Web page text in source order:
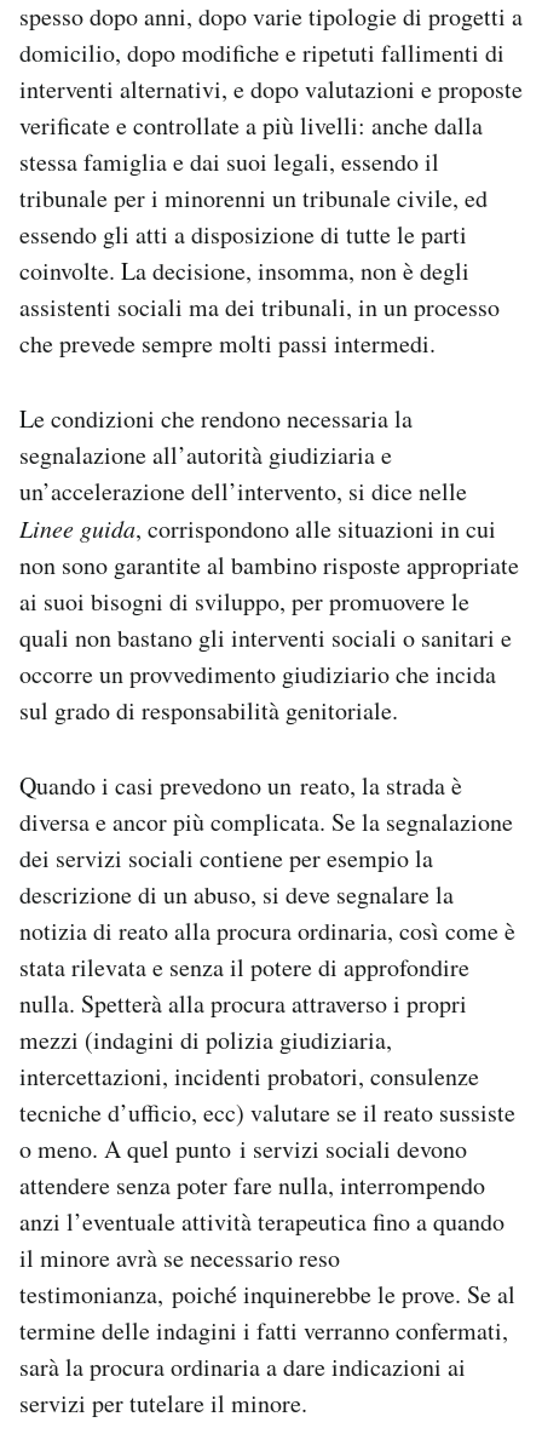
spesso dopo anni, dopo varie tipologie di progetti a
domicilio, dopo modifiche e ripetuti fallimenti di
interventi alternativi, e dopo valutazioni e proposte
verificate e controllate a più livelli: anche dalla
stessa famiglia e dai suoi legali, essendo il
tribunale per i minorenni un tribunale civile, ed
essendo gli atti a disposizione di tutte le parti
coinvolte. La decisione, insomma, non è degli
assistenti sociali ma dei tribunali, in un processo
che prevede sempre molti passi intermedi.
Le condizioni che rendono necessaria la
segnalazione all’autorità giudiziaria e
un’accelerazione dell’intervento, si dice nelle
Linee guida, corrispondono alle situazioni in cui
non sono garantite al bambino risposte appropriate
ai suoi bisogni di sviluppo, per promuovere le
quali non bastano gli interventi sociali o sanitari e
occorre un provvedimento giudiziario che incida
sul grado di responsabilità genitoriale.
Quando i casi prevedono un reato, la strada è
diversa e ancor più complicata. Se la segnalazione
dei servizi sociali contiene per esempio la
descrizione di un abuso, si deve segnalare la
notizia di reato alla procura ordinaria, così come è
stata rilevata e senza il potere di approfondire
nulla. Spetterà alla procura attraverso i propri
mezzi (indagini di polizia giudiziaria,
intercettazioni, incidenti probatori, consulenze
tecniche d’ufficio, ecc) valutare se il reato sussiste
o meno. A quel punto i servizi sociali devono
attendere senza poter fare nulla, interrompendo
anzi l’eventuale attività terapeutica fino a quando
il minore avrà se necessario reso
testimonianza, poiché inquinerebbe le prove. Se al
termine delle indagini i fatti verranno confermati,
sarà la procura ordinaria a dare indicazioni ai
servizi per tutelare il minore.